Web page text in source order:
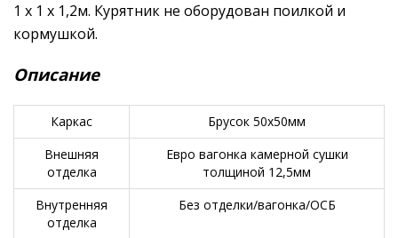
1 х 1 х 1,2м. Курятник не оборудован поилкой и
кормушкой.
Описание
Каркас
Брусок 50х50мм
Внешняя
отделка
Евро вагонка камерной сушки
толщиной 12,5мм
Внутренняя
отделка
Без отделки/вагонка/ОСБ